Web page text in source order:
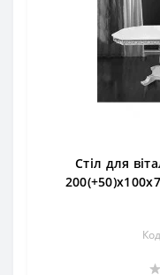
Стіл для